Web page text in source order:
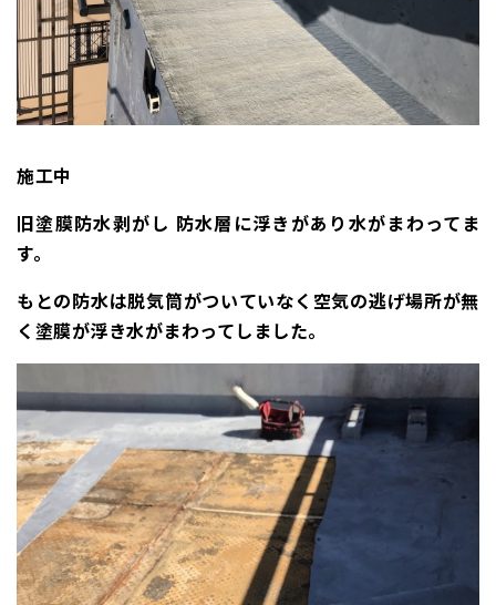
施工中
旧塗膜防水剥がし 防水層に浮きがあり水がまわってま
す。
もとの防水は脱気筒がついていなく空気の逃げ場所が無
く塗膜が浮き水がまわってしました。